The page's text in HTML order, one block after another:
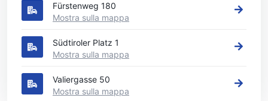
Fürstenweg 180
Mostra sulla mappa
Südtiroler Platz 1
Mostra sulla mappa
Valiergasse 50
Mostra sulla mappa